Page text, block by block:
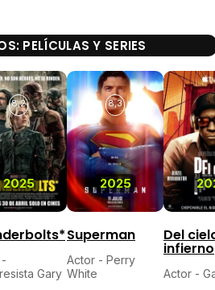
PELÍCULAS Y SERIES
2025
8,2
Gary
2025
8,3
Superman
Actor - Perry
White
Del
infierno
Actor -